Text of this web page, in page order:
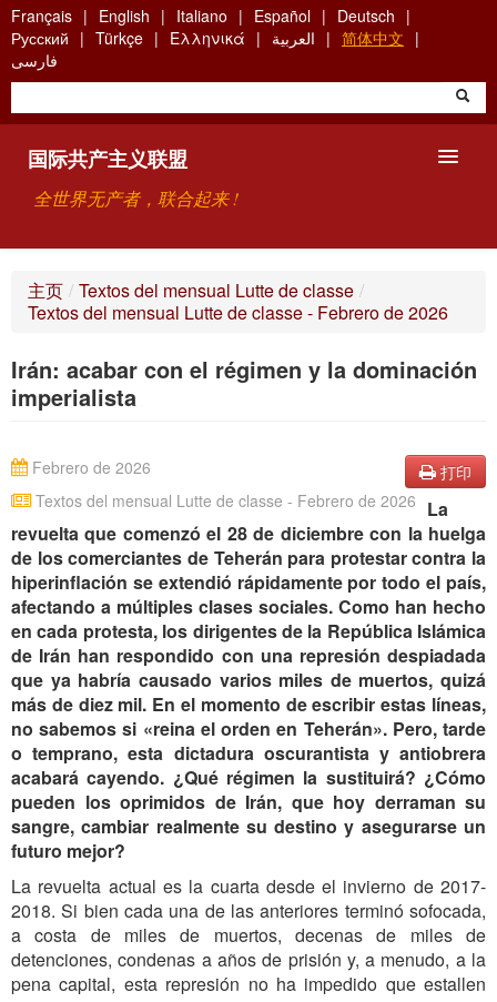
Skip
to
main
content
Français English Italiano Español
Deutsch
Русский
Türkçe Ελληνικά العربية
简体中文
فارسی
国际共产主义联盟
全世界无产者，联合起来 !
关于国际共产主义联盟（ICU）
搜索
联系方式
主页 / Textos del mensual Lutte de classe /
Textos del mensual Lutte de classe - Febrero de 2026
Irán: acabar con el régimen y la dominación
imperialista
打印
Textos del mensual Lutte de classe - Febrero de 2026
Febrero de 2026
La
revuelta que comenzó el 28 de diciembre con la huelga
de los comerciantes de Teherán para protestar contra la
hiperinflación se extendió rápidamente por todo el país,
afectando a múltiples clases sociales. Como han hecho
en cada protesta, los dirigentes de la República Islámica
de Irán han respondido con una represión despiadada
que ya habría causado varios miles de muertos, quizá
más de diez mil. En el momento de escribir estas líneas,
no sabemos si «reina el orden en Teherán». Pero, tarde
o temprano, esta dictadura oscurantista y antiobrera
acabará cayendo. ¿Qué régimen la sustituirá? ¿Cómo
pueden los oprimidos de Irán, que hoy derraman su
sangre, cambiar realmente su destino y asegurarse un
futuro mejor?
La revuelta actual es la cuarta desde el invierno de 2017-
2018. Si bien cada una de las anteriores terminó sofocada,
a costa de miles de muertos, decenas de miles de
detenciones, condenas a años de prisión y, a menudo, a la
pena capital, esta represión no ha impedido que estallen